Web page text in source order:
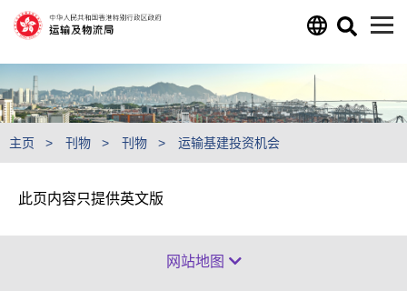
主页 刊物 刊物 运输基建投资机会
此页内容只提供英文版
网站地图